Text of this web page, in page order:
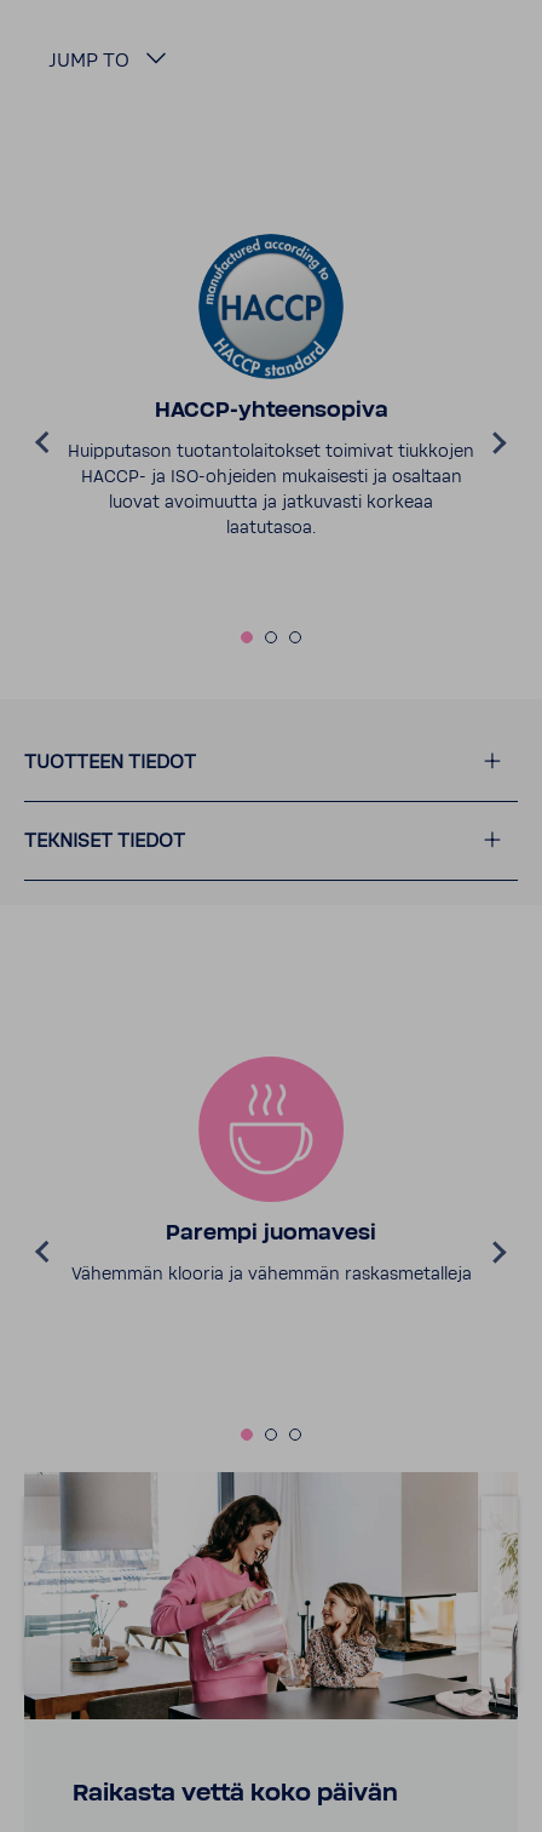
JUMP TO
HACCP-yhteensopiva
Huipputason tuotantolaitokset toimivat tiukkojen
HACCP- ja ISO-ohjeiden mukaisesti ja osaltaan
luovat avoimuutta ja jatkuvasti korkeaa
laatutasoa.
TUOTTEEN TIEDOT
TEKNISET TIEDOT
Parempi juomavesi
Vähemmän klooria ja vähemmän raskasmetalleja
Raikasta vettä koko päivän